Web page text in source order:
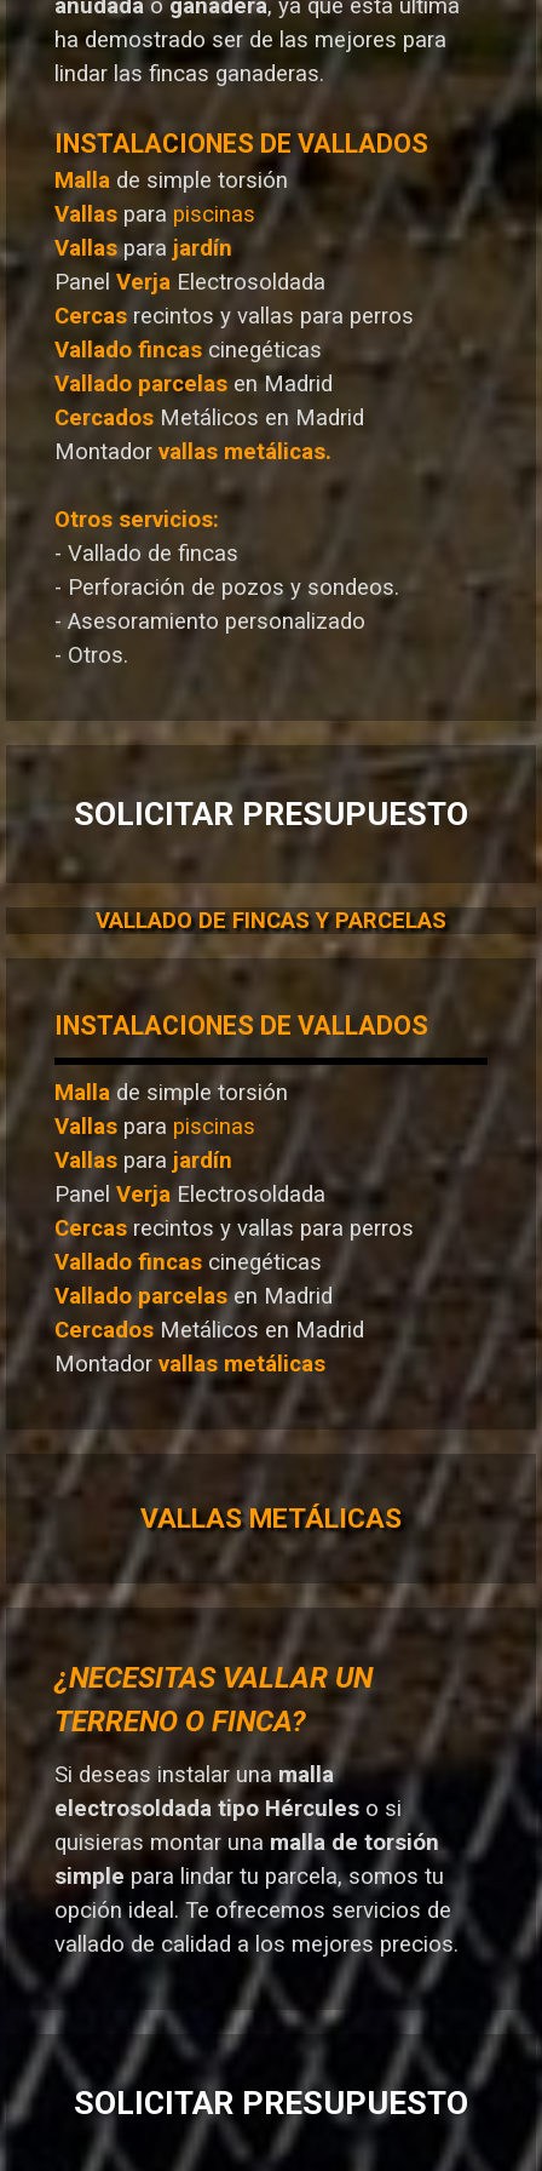
anudada o ganadera, ya que esta última
ha demostrado ser de las mejores para
lindar las fincas ganaderas.
INSTALACIONES DE VALLADOS
Malla de simple torsión
Vallas para piscinas
Vallaspara jardín
Panel Verja Electrosoldada
Cercas recintos y vallas para perros
Vallado fincas cinegéticas
Vallado parcelas en Madrid
Cercados Metálicos en Madrid
Montador vallas metálicas.
Otros servicios:
- Vallado de fincas
- Perforación de pozos y sondeos.
- Asesoramiento personalizado
- Otros.
SOLICITAR PRESUPUESTO
VALLADO DE FINCAS Y PARCELAS
INSTALACIONES DE VALLADOS
Mallade simple torsión
Vallas para piscinas
Vallas para jardín
Panel Verja Electrosoldada
Cercas recintos y vallas para perros
Vallado fincas cinegéticas
Vallado parcelasen Madrid
Cercados Metálicos en Madrid
Montador vallas metálicas
VALLAS METÁLICAS
¿NECESITAS VALLAR UN
TERRENO O FINCA?
Si deseas instalar una malla
electrosoldada tipo Hércules o si
quisieras montar una malla de torsión
simple para lindar tu parcela, somos tu
opción ideal. Te ofrecemos servicios de
vallado de calidad a los mejores precios.
SOLICITAR PRESUPUESTO